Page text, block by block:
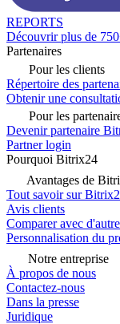
REPORTS
Découvrir plus de
Partenaires
Pour les clients
Répertoire des
Obtenir une
Pour les
Devenir partenaire
Partner login
Pourquoi Bitrix24
Avantages de
Tout savoir sur
Avis clients
Comparer avec
Personnalisation du
Notre entreprise
À propos de nous
Contactez-nous
Dans la presse
Juridique